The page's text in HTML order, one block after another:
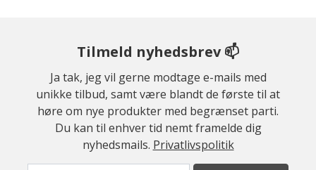
Tilmeld nyhedsbrev 📫
Ja tak, jeg vil gerne modtage e-mails med
unikke tilbud, samt være blandt de første til at
høre om nye produkter med begrænset parti.
Du kan til enhver tid nemt framelde dig
nyhedsmails. Privatlivspolitik